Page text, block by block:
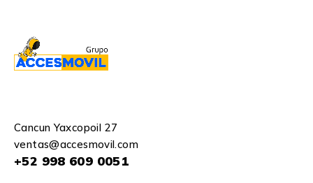
Cancun Yaxcopoil 27
ventas@accesmovil.com
+52 998 609 0051